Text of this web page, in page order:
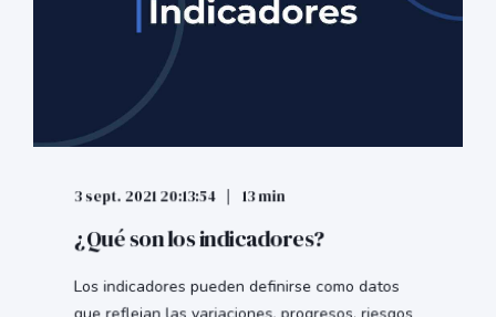
3 sept. 2021 20:13:54 13 min
¿Qué son los indicadores?
Los indicadores pueden definirse como datos